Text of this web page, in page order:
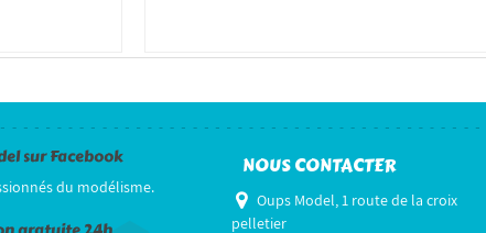
sur Facebook
du modélisme.
NOUS CONTACTER
Oups Model, 1 route de la croix
pelletier